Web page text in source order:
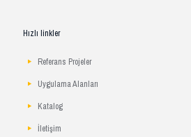
Hızlı linkler
Referans Projeler
Uygulama Alanları
Katalog
İletişim